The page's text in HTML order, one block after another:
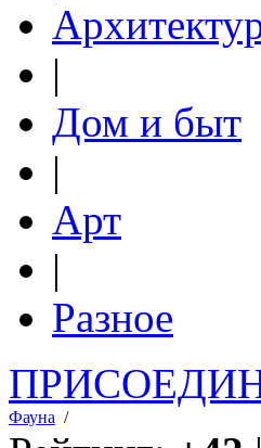
|
Дом и быт
|
Арт
|
Разное
Фауна /